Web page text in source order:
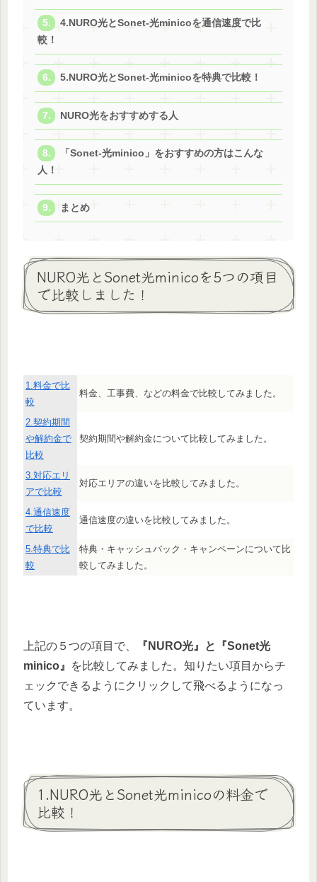
4.NURO光とSonet-光minicoを通信速度で比
較！
5.NURO光とSonet-光minicoを特典で比較！
NURO光をおすすめする人
「Sonet-光minico」をおすすめの方はこんな
人！
まとめ
NURO光とSonet光minicoを5つの項目
で比較しました！
1.料金で比
較
料金、工事費、などの料金で比較してみました。
2.契約期間
や解約金で
比較
契約期間や解約金について比較してみました。
3.対応エリ
アで比較
対応エリアの違いを比較してみました。
4.通信速度
で比較
通信速度の違いを比較してみました。
5.特典で比
較
特典・キャッシュバック・キャンペーンについて比
較してみました。
上記の５つの項目で、
『NURO光』と『Sonet光
minico』
を比較してみました。知りたい項目からチ
ェックできるようにクリックして飛べるようになっ
ています。
1.NURO光とSonet光minicoの料金で
比較！